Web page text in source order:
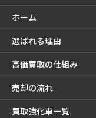
ホーム
選ばれる理由
高価買取の仕組み
売却の流れ
買取強化車一覧